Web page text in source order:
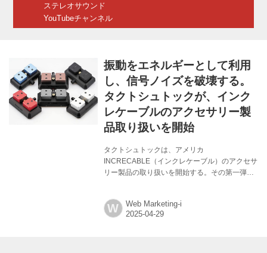
と...
ステレオサウンド
YouTubeチャンネル
振動をエネルギーとして利用
し、信号ノイズを破壊する。
タクトシュトックが、インク
レケーブルのアクセサリー製
品取り扱いを開始
タクトシュトックは、アメリカ
INCRECABLE（インクレケーブル）のアクセサ
リー製品の取り扱いを開始する。その第一弾と
（￥165,000、税込）は、振動をエネルギーと
して利用し、信号ノイズを破壊するアクセサリ
W Web Marketing-i